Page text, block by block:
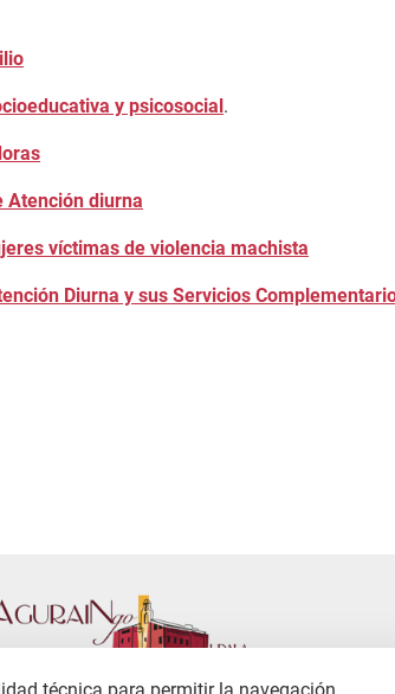
y psicosocial.
Atención diurna
víctimas de violencia machista
Diurna y sus Servicios